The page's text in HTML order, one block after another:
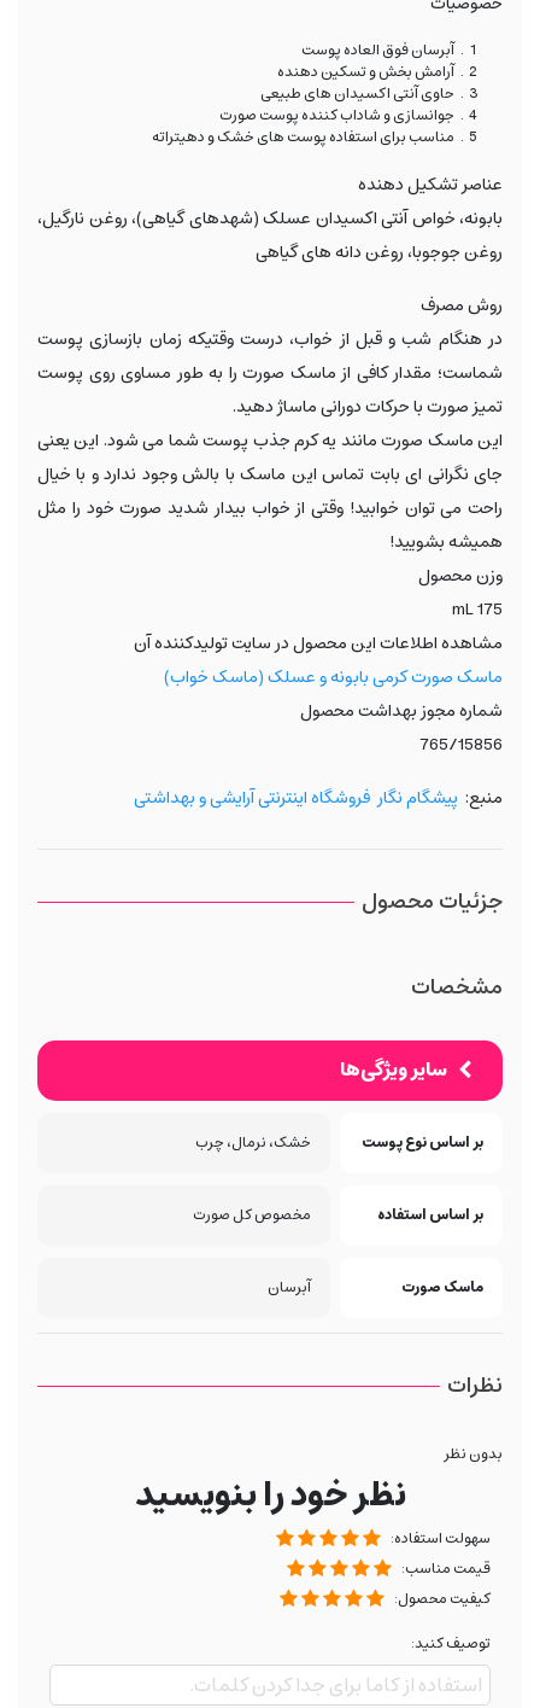
آبرسان فوق العاده پوست
آرامش بخش و تسکین دهنده
حاوی آنتی اکسیدان های طبیعی
جوانسازی و شاداب کننده پوست صورت
مناسب برای استفاده پوست های خشک و دهیتراته
عناصر تشکیل دهنده
بابونه، خواص آنتی اکسیدان عسلک (شهدهای گیاهی)، روغن نارگیل،
روغن جوجوبا، روغن دانه های گیاهی
روش مصرف
در هنگام شب و قبل از خواب، درست وقتیکه زمان بازسازی پوست
شماست؛ مقدار کافی از ماسک صورت را به طور مساوی روی پوست
تمیز صورت با حرکات دورانی ماساژ دهید.
این ماسک صورت مانند یه کرم جذب پوست شما می شود. این یعنی
جای نگرانی ای بابت تماس این ماسک با بالش وجود ندارد و با خیال
راحت می توان خوابید! وقتی از خواب بیدار شدید صورت خود را مثل
همیشه بشویید!
وزن محصول
175 mL
مشاهده اطلاعات این محصول در سایت تولیدکننده آن
ماسک صورت کرمی بابونه و عسلک (ماسک خواب)
شماره مجوز بهداشت محصول
765/15856
منبع: پیشگام نگار فروشگاه اینترنتی آرایشی و بهداشتی
جزئیات محصول
مشخصات
سایر ویژگی‌ها
بر اساس نوع پوست خشک، نرمال، چرب
بر اساس استفاده مخصوص کل صورت
ماسک صورت آبرسان
نظرات
بدون نظر
نظر خود را بنویسید
سهولت استفاده:
قیمت مناسب:
کیفیت محصول:
توصیف کنید: